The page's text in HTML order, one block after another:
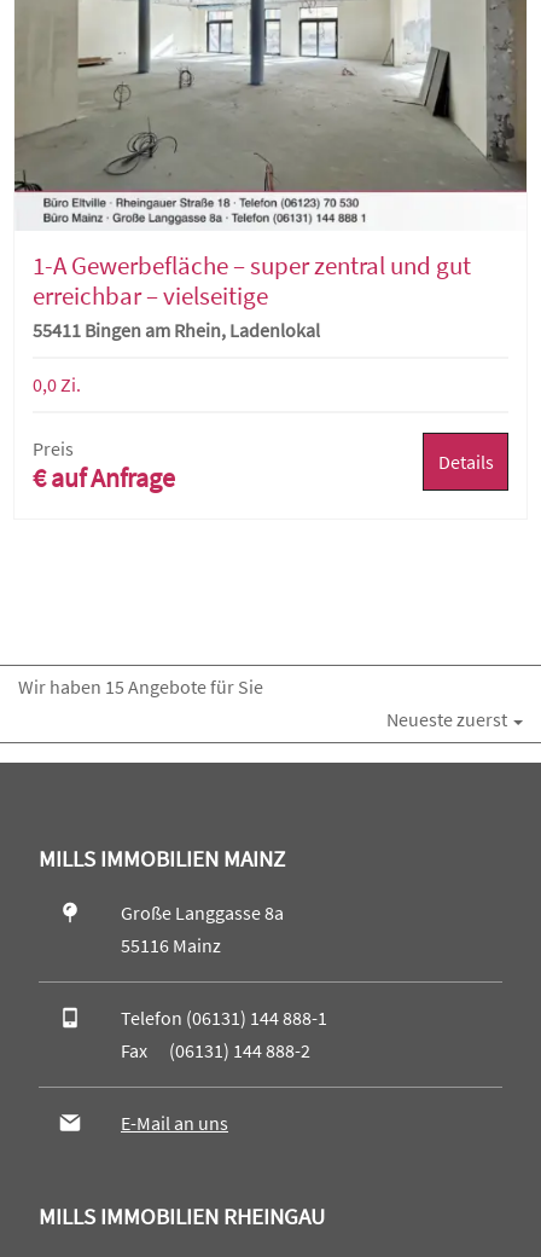
1-A Gewerbefläche – super zentral und gut
erreichbar – vielseitige
Nutzungsmöglichkeiten
55411 Bingen am Rhein, Ladenlokal
0,0 Zi.
Preis
€ auf Anfrage Details
Wir haben 15 Angebote für Sie
Neueste zuerst
MILLS IMMOBILIEN MAINZ
Große Langgasse 8a
55116 Mainz
Telefon (06131) 144 888-1
Fax (06131) 144 888-2
E-Mail an uns
MILLS IMMOBILIEN RHEINGAU